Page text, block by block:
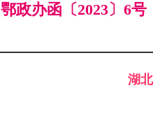
鄂政办函〔2023〕6
湖